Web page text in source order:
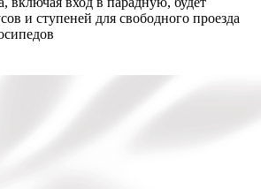
и ступеней для свободного проезда